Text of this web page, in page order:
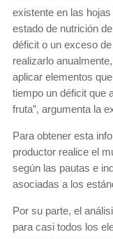
existente en las
estado de nutrición
déficit o un exceso
realizarlo
aplicar elementos
tiempo un déficit que
fruta”, argumenta la
Para obtener esta
productor realice el
según las pautas e
asociadas a los
Por su parte, el
para casi todos los